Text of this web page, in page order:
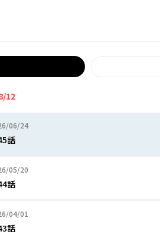
12
06/24
年06月24日
話
05/20
年05月20日
話
04/01
年04月01日
話